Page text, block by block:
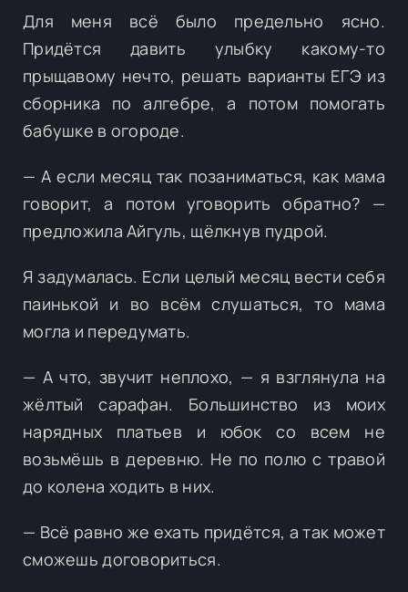
Для меня всё было предельно ясно.
Придётся давить улыбку какому-то
прыщавому нечто, решать варианты ЕГЭ из
сборника по алгебре, а потом помогать
бабушке в огороде.
— А если месяц так позаниматься, как мама
говорит, а потом уговорить обратно? —
предложила Айгуль, щёлкнув пудрой.
Я задумалась. Если целый месяц вести себя
паинькой и во всём слушаться, то мама
могла и передумать.
— А что, звучит неплохо, — я взглянула на
жёлтый сарафан. Большинство из моих
нарядных платьев и юбок со всем не
возьмёшь в деревню. Не по полю с травой
до колена ходить в них.
— Всё равно же ехать придётся, а так может
сможешь договориться.